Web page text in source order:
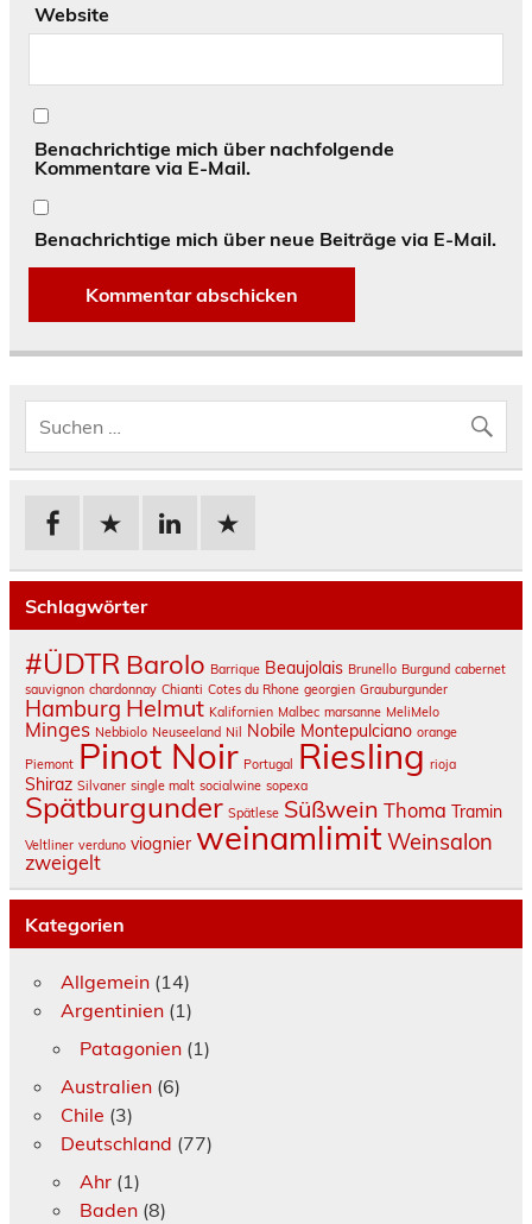
Website
Benachrichtige mich über nachfolgende
Kommentare via E-Mail.
Benachrichtige mich über neue Beiträge via E-Mail.
Schlagwörter
#ÜDTR Barolo Barrique Beaujolais Brunello Burgund cabernet
sauvignon chardonnay Chianti Cotes du Rhone georgien Grauburgunder
Hamburg Helmut Kalifornien Malbec marsanne MeliMelo
Minges Nebbiolo Neuseeland Nil Nobile Montepulciano orange
Piemont Pinot Noir Portugal Riesling rioja
Shiraz Silvaner single malt socialwine sopexa
Spätburgunder Spätlese Süßwein Thoma Tramin
Veltliner verduno viognier weinamlimit Weinsalon
zweigelt
Kategorien
Allgemein(14)
Argentinien(1)
Patagonien(1)
Australien(6)
Chile (3)
Deutschland (77)
Ahr(1)
Baden(8)